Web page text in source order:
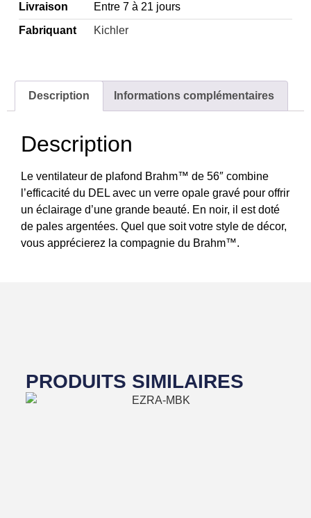
Livraison
Entre 7 à 21 jours
Fabriquant
Kichler
Description Informations complémentaires
Description
Le ventilateur de plafond Brahm™ de 56″ combine
l’efficacité du DEL avec un verre opale gravé pour offrir
un éclairage d’une grande beauté. En noir, il est doté
de pales argentées. Quel que soit votre style de décor,
vous apprécierez la compagnie du Brahm™.
PRODUITS SIMILAIRES